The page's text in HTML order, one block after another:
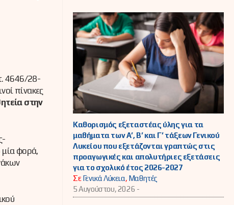
4646/28-
πίνακες
στην
μία φορά,
Καθορισμός εξεταστέας ύλης για τα
μαθήματα των Α’, Β’ και Γ’ τάξεων Γενικού
Λυκείου που εξετάζονται γραπτώς στις
προαγωγικές και απολυτήριες εξετάσεις
για το σχολικό έτος 2026-2027
ΣεΓενικά Λύκεια, Μαθητές
5 Αυγούστου, 2026 -